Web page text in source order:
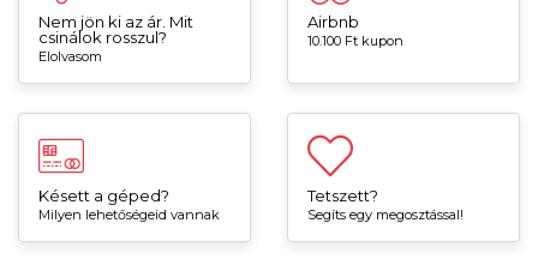
Nem jön ki az ár. Mit
csinálok rosszul?
Elolvasom
Airbnb
10.100 Ft kupon
Késett a géped?
Milyen lehetőségeid vannak
Tetszett?
Segíts egy megosztással!